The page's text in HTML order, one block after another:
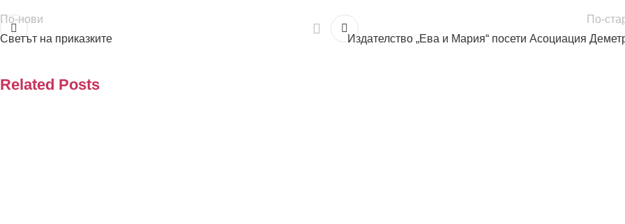
По-нови
Светът на приказките
По-
Издателство „Ева и Мария“ посети Асоциация
Related Posts